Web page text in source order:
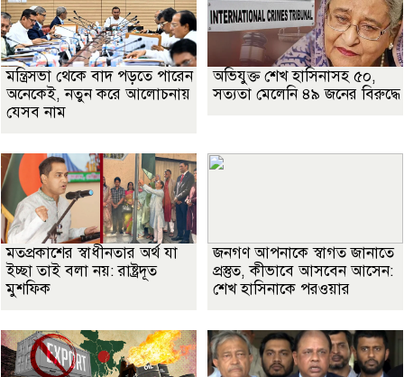
মন্ত্রিসভা থেকে বাদ পড়তে পারেন
অনেকেই, নতুন করে আলোচনায়
যেসব নাম
অভিযুক্ত শেখ হাসিনাসহ ৫০,
সত্যতা মেলেনি ৪৯ জনের বিরুদ্ধে
মতপ্রকাশের স্বাধীনতার অর্থ যা
ইচ্ছা তাই বলা নয়: রাষ্ট্রদূত
মুশফিক
জনগণ আপনাকে স্বাগত জানাতে
প্রস্তুত, কীভাবে আসবেন আসেন:
শেখ হাসিনাকে পরওয়ার